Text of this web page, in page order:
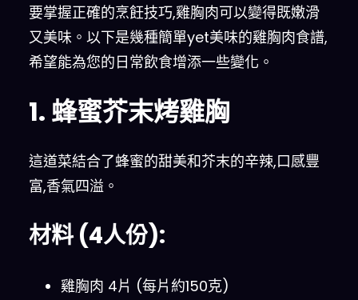
要掌握正確的烹飪技巧,雞胸肉可以變得既嫩滑
又美味。以下是幾種簡單yet美味的雞胸肉食譜,
希望能為您的日常飲食增添一些變化。
1. 蜂蜜芥末烤雞胸
這道菜結合了蜂蜜的甜美和芥末的辛辣,口感豐
富,香氣四溢。
材料 (4人份):
雞胸肉 4片 (每片約150克)